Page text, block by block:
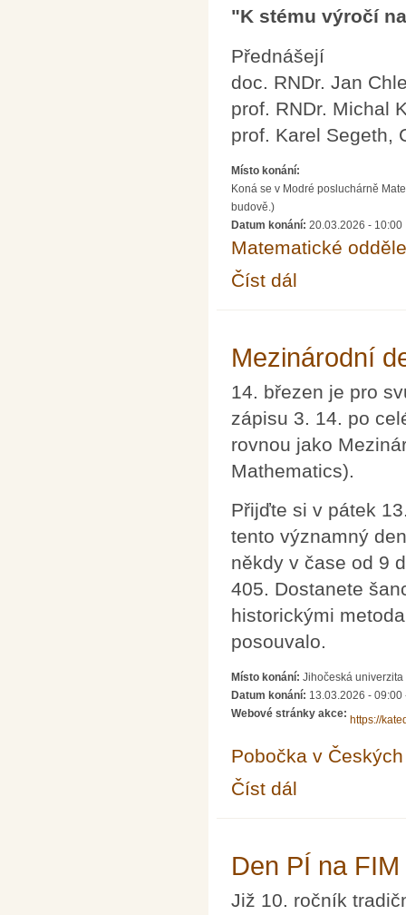
"K stému výročí
Přednášejí
doc. RNDr. Jan
prof. RNDr. Michal
prof. Karel Segeth,
Místo konání:
Koná se v Modré posluchárně
budově.)
Datum konání: 20.03.2026 - 10:00
Matematické
Číst dál
Mezinárodní
14. březen je pro
zápisu 3. 14. po
rovnou jako
Mathematics).
Přijďte si v pátek
tento významný
někdy v čase od 9
405. Dostanete
historickými
posouvalo.
Místo konání: Jihočeská
Datum konání: 13.03.2026 - 09:00
Webové stránky akce:
https://
Pobočka v
Číst dál
Den PÍ na FIM
Již 10. ročník